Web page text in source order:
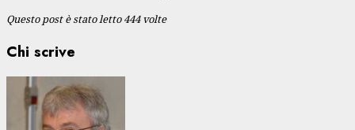
Questo post è stato letto 444 volte
Chi scrive